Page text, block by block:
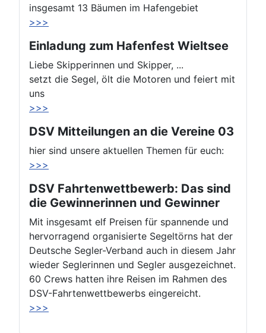
insgesamt 13 Bäumen im Hafengebiet
>>>
Einladung zum Hafenfest Wieltsee
Liebe Skipperinnen und Skipper, ...
setzt die Segel, ölt die Motoren und feiert mit
uns
>>>
DSV Mitteilungen an die Vereine 03
hier sind unsere aktuellen Themen für euch:
>>>
DSV Fahrtenwettbewerb: Das sind
die Gewinnerinnen und Gewinner
Mit insgesamt elf Preisen für spannende und
hervorragend organisierte Segeltörns hat der
Deutsche Segler-Verband auch in diesem Jahr
wieder Seglerinnen und Segler ausgezeichnet.
60 Crews hatten ihre Reisen im Rahmen des
DSV-Fahrtenwettbewerbs eingereicht.
>>>